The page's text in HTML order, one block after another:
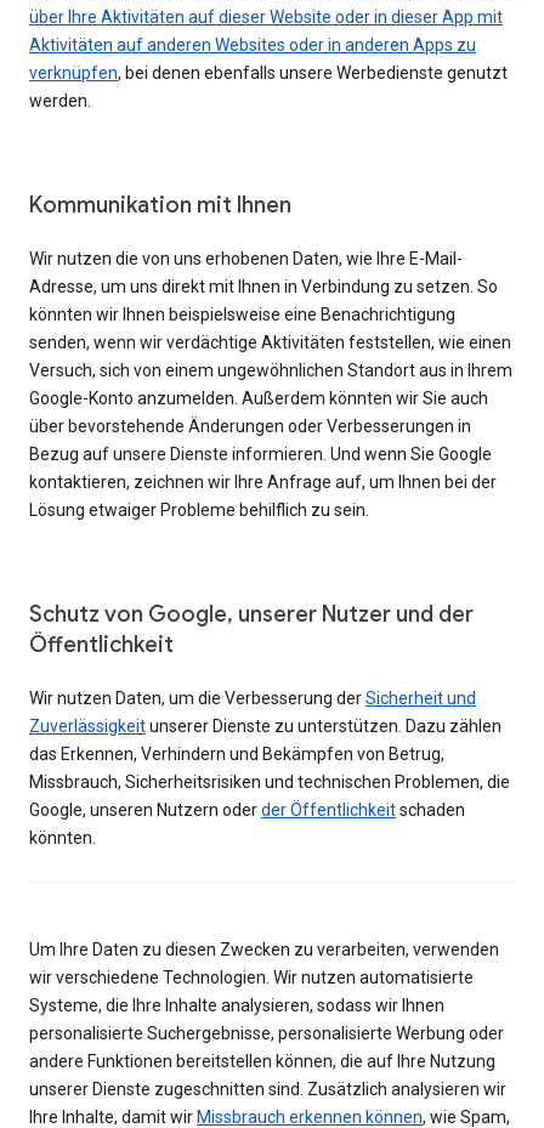
über Ihre Aktivitäten auf dieser Website oder in dieser App mit
Aktivitäten auf anderen Websites oder in anderen Apps zu
verknüpfen, bei denen ebenfalls unsere Werbedienste genutzt
werden.
Kommunikation mit Ihnen
Wir nutzen die von uns erhobenen Daten, wie Ihre E-Mail-
Adresse, um uns direkt mit Ihnen in Verbindung zu setzen. So
könnten wir Ihnen beispielsweise eine Benachrichtigung
senden, wenn wir verdächtige Aktivitäten feststellen, wie einen
Versuch, sich von einem ungewöhnlichen Standort aus in Ihrem
Google-Konto anzumelden. Außerdem könnten wir Sie auch
über bevorstehende Änderungen oder Verbesserungen in
Bezug auf unsere Dienste informieren. Und wenn Sie Google
kontaktieren, zeichnen wir Ihre Anfrage auf, um Ihnen bei der
Lösung etwaiger Probleme behilflich zu sein.
Schutz von Google, unserer Nutzer und der
Öffentlichkeit
Wir nutzen Daten, um die Verbesserung derSicherheit und
Zuverlässigkeitunserer Dienste zu unterstützen. Dazu zählen
das Erkennen, Verhindern und Bekämpfen von Betrug,
Missbrauch, Sicherheitsrisiken und technischen Problemen, die
Google, unseren Nutzern oderder Öffentlichkeitschaden
könnten.
Um Ihre Daten zu diesen Zwecken zu verarbeiten, verwenden
wir verschiedene Technologien. Wir nutzen automatisierte
Systeme, die Ihre Inhalte analysieren, sodass wir Ihnen
personalisierte Suchergebnisse, personalisierte Werbung oder
andere Funktionen bereitstellen können, die auf Ihre Nutzung
unserer Dienste zugeschnitten sind. Zusätzlich analysieren wir
Ihre Inhalte, damit wir Missbrauch erkennen können, wie Spam,